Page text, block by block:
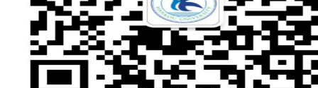
评估工作
合作交流
学校概况
学校简介